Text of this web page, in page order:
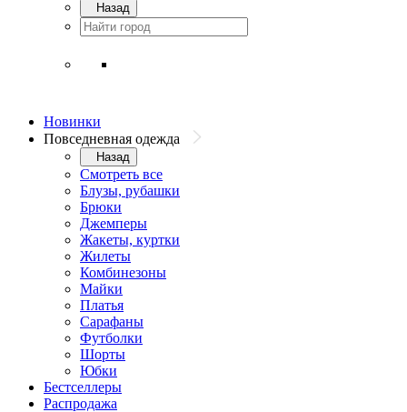
Назад
Новинки
Повседневная одежда
Назад
Смотреть все
Блузы, рубашки
Брюки
Джемперы
Жакеты, куртки
Жилеты
Комбинезоны
Майки
Платья
Сарафаны
Футболки
Шорты
Юбки
Бестселлеры
Распродажа